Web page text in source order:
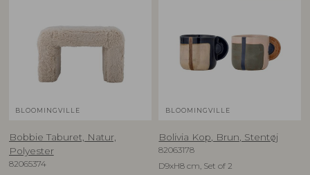
BLOOMINGVILLE
Bobbie Taburet, Natur,
Polyester
82065374
BLOOMINGVILLE
Bolivia Kop, Brun, Stentøj
82063178
D9xH8 cm, Set of 2